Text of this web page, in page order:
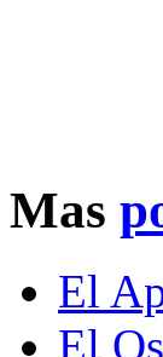
Mas
El
El